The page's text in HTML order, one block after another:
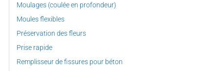
Moulages (coulée en profondeur)
Moules flexibles
Préservation des fleurs
Prise rapide
Remplisseur de fissures pour béton